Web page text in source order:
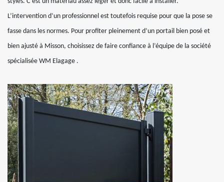
L’intervention d’un professionnel est toutefois requise pour que la pose se
fasse dans les normes. Pour profiter pleinement d’un portail bien posé et
bien ajusté à Misson, choisissez de faire confiance à l’équipe de la société
spécialisée WM Elagage .